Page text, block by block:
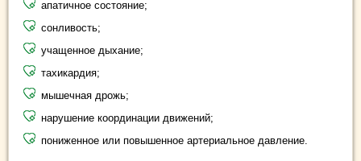
апатичное состояние;
сонливость;
учащенное дыхание;
тахикардия;
мышечная дрожь;
нарушение координации движений;
пониженное или повышенное артериальное давление.